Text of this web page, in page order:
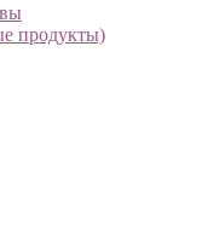
продукты)